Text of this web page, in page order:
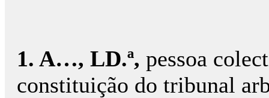
1. A…, LD.ª, pessoa
constituição do tribunal